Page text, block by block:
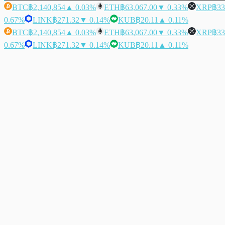
BTC฿2,140,854 ▲ 0.03% ETH฿63,067.00▼ 0.33% XRP฿
0.67%
LINK฿271.32 ▼ 0.14% KUB฿20.11 ▲ 0.11%
BTC฿2,140,854 ▲ 0.03% ETH฿63,067.00▼ 0.33% XRP฿
0.67%
LINK฿271.32 ▼ 0.14% KUB฿20.11 ▲ 0.11%